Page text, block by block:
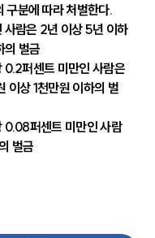
구분에 따라 처벌한다.
사람은 2년 이상 5년 이하
의 벌금
퍼센트 미만인 사람은
이상 1천만원 이하의 벌
퍼센트 미만인 사람
벌금